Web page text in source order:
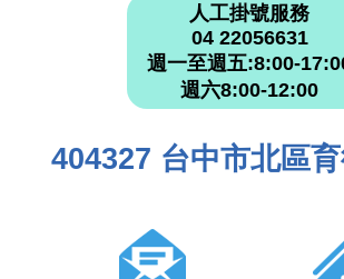
人工掛號服務
04 22056631
週一至週五:8:00-
週六8:00-12:00
404327 台中市北區